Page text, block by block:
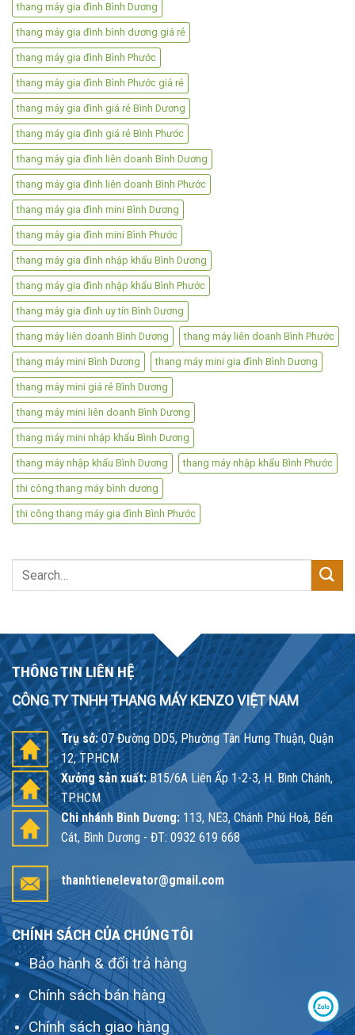
thang máy gia đình Bình Dương
thang máy gia đình bình dương giá rẻ
thang máy gia đình Bình Phước
thang máy gia đình Bình Phước giá rẻ
thang máy gia đình giá rẻ Bình Dương
thang máy gia đình giá rẻ Bình Phước
thang máy gia đình liên doanh Bình Dương
thang máy gia đình liên doanh Bình Phước
thang máy gia đình mini Bình Dương
thang máy gia đình mini Bình Phước
thang máy gia đình nhập khẩu Bình Dương
thang máy gia đình nhập khẩu Bình Phước
thang máy gia đình uy tín Bình Dương
thang máy liên doanh Bình Dương thang máy liên doanh Bình Phước
thang máy mini Bình Dương thang máy mini gia đình Bình Dương
thang máy mini giá rẻ Bình Dương
thang máy mini liên doanh Bình Dương
thang máy mini nhập khẩu Bình Dương
thang máy nhập khẩu Bình Dương thang máy nhập khẩu Bình Phước
thi công thang máy bình dương
thi công thang máy gia đình Bình Phước
Search
THÔNG TIN LIÊN HỆ
CÔNG TY TNHH THANG MÁY KENZO VIỆT NAM
Trụ sở:07 Đường DD5, Phường Tân Hưng Thuận, Quận
12, TP.HCM
Xưởng sản xuất:B15/6A Liên Ấp 1-2-3, H. Bình Chánh,
TP.HCM
Chi nhánh Bình Dương: 113, NE3, Chánh Phú Hoà, Bến
Cát, Bình Dương - ĐT: 0932 619 668
thanhtienelevator@gmail.com
CHÍNH SÁCH CỦA CHÚNG TÔI
Bảo hành & đổi trả hàng
Chính sách bán hàng
Chính sách giao hàng